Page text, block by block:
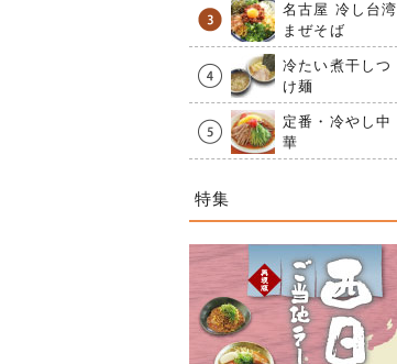
名古屋 冷し台湾
まぜそば
冷たい煮干しつ
け麺
定番・冷やし中
華
特集